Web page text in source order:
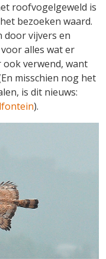
roofvogelgeweld is
bezoeken waard.
door vijvers en
alles wat er
verwend, want
misschien nog het
is dit nieuws:
).